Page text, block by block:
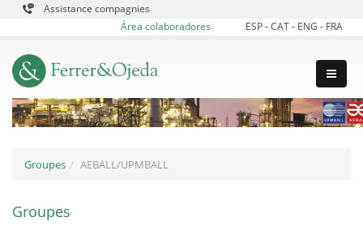
Assistance compagnies
Área colaboradores
ESP-CAT- ENG - FRA
Groupes AEBALL/UPMBALL
Groupes